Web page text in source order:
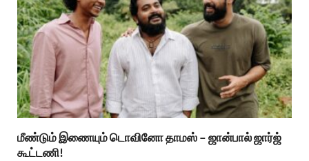
மீண்டும் இணையும் டொவினோ தாமஸ் – ஜான்பால் ஜார்ஜ்
கூட்டணி!